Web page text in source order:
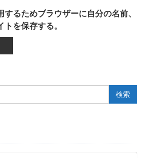
るためブラウザーに自分の名前、
を保存する。